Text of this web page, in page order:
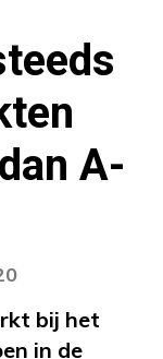
A-
bij het
in de